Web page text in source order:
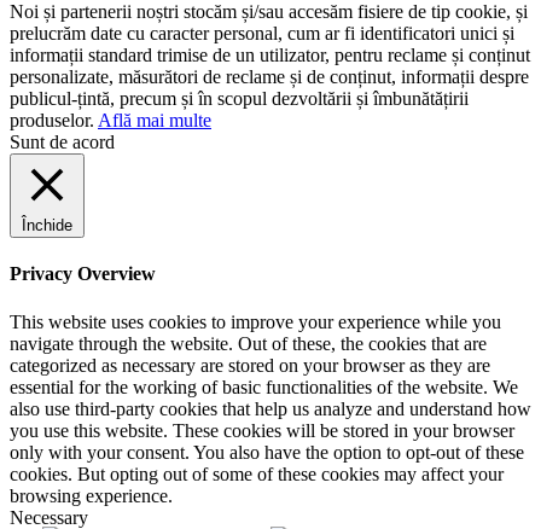
Noi și partenerii noștri stocăm și/sau accesăm fisiere de tip cookie, și
prelucrăm date cu caracter personal, cum ar fi identificatori unici și
informații standard trimise de un utilizator, pentru reclame și conținut
personalizate, măsurători de reclame și de conținut, informații despre
publicul-țintă, precum și în scopul dezvoltării și îmbunătățirii
produselor. Află mai multe
Sunt de acord
Închide
Privacy Overview
This website uses cookies to improve your experience while you
navigate through the website. Out of these, the cookies that are
categorized as necessary are stored on your browser as they are
essential for the working of basic functionalities of the website. We
also use third-party cookies that help us analyze and understand how
you use this website. These cookies will be stored in your browser
only with your consent. You also have the option to opt-out of these
cookies. But opting out of some of these cookies may affect your
browsing experience.
Necessary